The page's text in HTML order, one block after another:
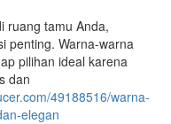
ruang tamu Anda,
penting. Warna-warna
pilihan ideal karena
dan
49188516/warna-
elegan